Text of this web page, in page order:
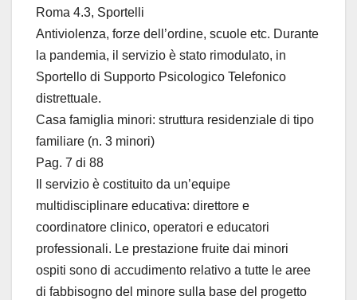
Roma 4.3, Sportelli
Antiviolenza, forze dell’ordine, scuole etc. Durante
la pandemia, il servizio è stato rimodulato, in
Sportello di Supporto Psicologico Telefonico
distrettuale.
Casa famiglia minori: struttura residenziale di tipo
familiare (n. 3 minori)
Pag. 7 di 88
Il servizio è costituito da un’equipe
multidisciplinare educativa: direttore e
coordinatore clinico, operatori e educatori
professionali. Le prestazione fruite dai minori
ospiti sono di accudimento relativo a tutte le aree
di fabbisogno del minore sulla base del progetto